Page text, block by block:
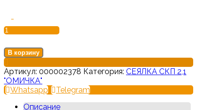
товара
Пружина
01.13.216
клапана
высевающего
-
В корзину
Артикул: 000002378 Категория: СЕЯЛКА СКП 2,1
"ОМИЧКА"
Whatsapp
Telegram
Описание